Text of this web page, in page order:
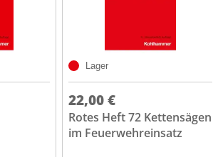
Lager
22,00 €
Rotes Heft 72 Kettensägen
im Feuerwehreinsatz